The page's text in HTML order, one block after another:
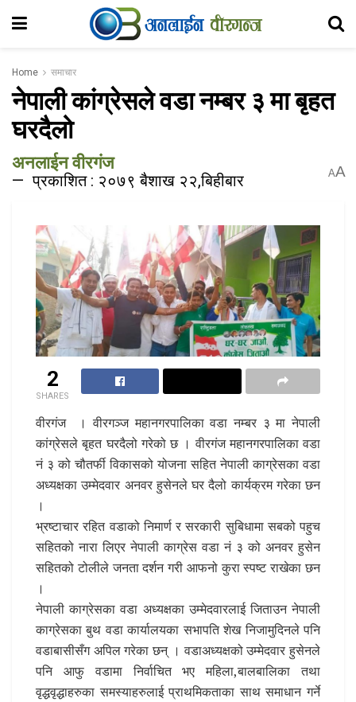
Home समाचार
नेपाली कांग्रेसले वडा नम्बर ३ मा बृहत
घरदैलो
अनलाईन वीरगंज
प्रकाशित : २०७९ बैशाख २२,बिहीबार AA
2
SHARES
वीरगंज । वीरगञ्ज महानगरपालिका वडा नम्बर ३ मा नेपाली
कांग्रेसले बृहत घरदैलो गरेको छ । वीरगंज महानगरपालिका वडा
नं ३ को चौतर्फी विकासको योजना सहित नेपाली काग्रेसका वडा
अध्यक्षका उम्मेदवार अनवर हुसेनले घर दैलो कार्यक्रम गरेका छन
।
भ्रष्टाचार रहित वडाको निमार्ण र सरकारी सुबिधामा सबको पहुच
सहितको नारा लिएर नेपाली काग्रेस वडा नं ३ को अनवर हुसेन
सहितको टोलीले जनता दर्शन गरी आफनो कुरा स्पष्ट राखेका छन
।
नेपाली काग्रेसका वडा अध्यक्षका उम्मेदवारलाई जिताउन नेपाली
काग्रेसका बुथ वडा कार्यालयका सभापति शेख निजामुदिनले पनि
वडाबासीसँग अपिल गरेका छन् । वडाअध्यक्षको उम्मेदवार हुसेनले
पनि आफु वडामा निर्वाचित भए महिला,बालबालिका तथा
वृद्धवृद्धाहरुका समस्याहरुलाई प्राथमिकताका साथ समाधान गर्ने